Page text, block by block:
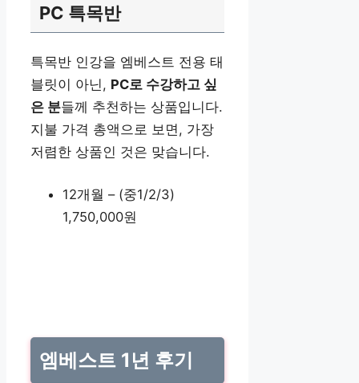
PC 특목반
특목반 인강을 엠베스트 전용 태
블릿이 아닌, PC로 수강하고 싶
은 분들께 추천하는 상품입니다.
지불 가격 총액으로 보면, 가장
저렴한 상품인 것은 맞습니다.
12개월 – (중1/2/3)
1,750,000원
엠베스트 1년 후기